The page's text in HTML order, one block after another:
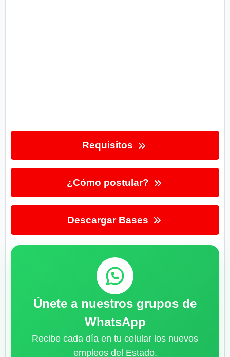
Requisitos
¿Cómo postular?
Descargar Bases
Únete a nuestros grupos de
WhatsApp
Recibe cada día en tu celular los nuevos
empleos del Estado.